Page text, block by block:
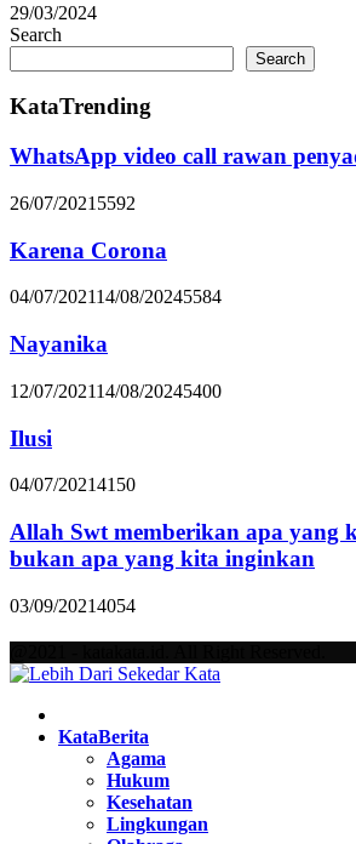
29/03/2024
Search
Search
KataTrending
WhatsApp video call rawan
26/07/2021 5592
Karena Corona
04/07/202114/08/20245584
Nayanika
12/07/202114/08/20245400
Ilusi
04/07/20214150
Allah Swt memberikan apa yang
bukan apa yang kita inginkan
03/09/20214054
KataBerita
Agama
Hukum
Kesehatan
Lingkungan